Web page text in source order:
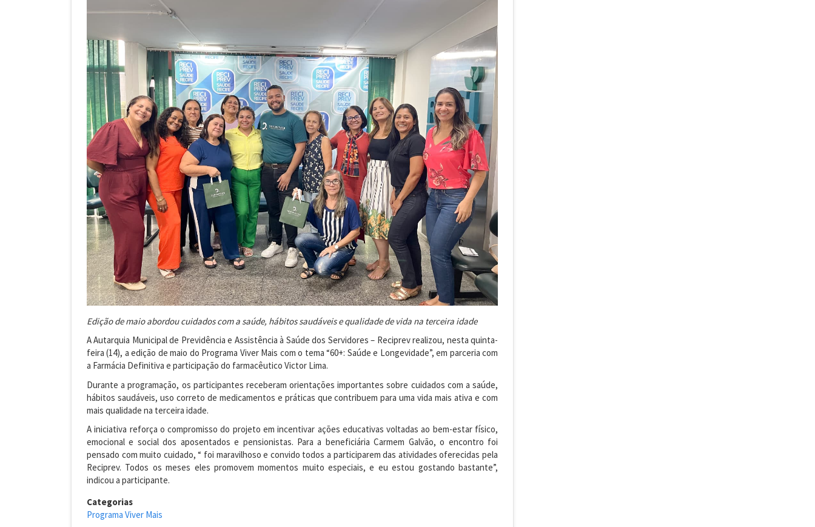
Edição de maio abordou cuidados com a saúde, hábitos saudáveis e qualidade de vida na terceira idade
A Autarquia Municipal de Previdência e Assistência à Saúde dos Servidores – Reciprev realizou, nesta quinta-
feira (14), a edição de maio do Programa Viver Mais com o tema “60+: Saúde e Longevidade”, em parceria com
a Farmácia Definitiva e participação do farmacêutico Victor Lima.
Durante a programação, os participantes receberam orientações importantes sobre cuidados com a saúde,
hábitos saudáveis, uso correto de medicamentos e práticas que contribuem para uma vida mais ativa e com
mais qualidade na terceira idade.
A iniciativa reforça o compromisso do projeto em incentivar ações educativas voltadas ao bem-estar físico,
emocional e social dos aposentados e pensionistas. Para a beneficiária Carmem Galvão, o encontro foi
pensado com muito cuidado, “ foi maravilhoso e convido todos a participarem das atividades oferecidas pela
Reciprev. Todos os meses eles promovem momentos muito especiais, e eu estou gostando bastante”,
indicou a participante.
Categorias
Programa Viver Mais